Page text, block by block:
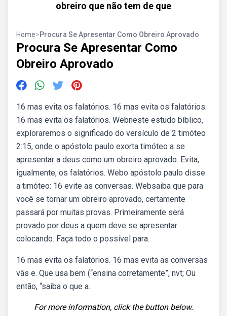
obreiro que não tem de que
Home>Procura Se Apresentar Como Obreiro Aprovado
Procura Se Apresentar Como
Obreiro Aprovado
16 mas evita os falatórios. 16 mas evita os falatórios.
16 mas evita os falatórios. Webneste estudo bíblico,
exploraremos o significado do versículo de 2 timóteo
2:15, onde o apóstolo paulo exorta timóteo a se
apresentar a deus como um obreiro aprovado. Evita,
igualmente, os falatórios. Webo apóstolo paulo disse
a timóteo: 16 evite as conversas. Websaiba que para
você se tornar um obreiro aprovado, certamente
passará por muitas provas. Primeiramente será
provado por deus a quem deve se apresentar
colocando. Faça todo o possível para.
16 mas evita os falatórios. 16 mas evita as conversas
vãs e. Que usa bem (“ensina corretamente”, nvt; Ou
então, “saiba o que a.
For more information, click the button below.